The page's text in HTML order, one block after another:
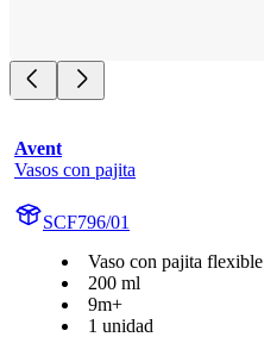
Avent
Vasos con pajita
SCF796/01
Vaso con pajita flexible
200 ml
9m+
1 unidad